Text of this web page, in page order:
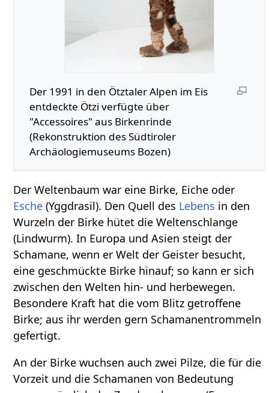
Der 1991 in den Ötztaler Alpen im Eis
entdeckte Ötzi verfügte über
"Accessoires" aus Birkenrinde
(Rekonstruktion des Südtiroler
Archäologiemuseums Bozen)
Der Weltenbaum war eine Birke, Eiche oder
Esche (Yggdrasil). Den Quell des Lebens in den
Wurzeln der Birke hütet die Weltenschlange
(Lindwurm). In Europa und Asien steigt der
Schamane, wenn er Welt der Geister besucht,
eine geschmückte Birke hinauf; so kann er sich
zwischen den Welten hin- und herbewegen.
Besondere Kraft hat die vom Blitz getroffene
Birke; aus ihr werden gern Schamanentrommeln
gefertigt.
An der Birke wuchsen auch zwei Pilze, die für die
Vorzeit und die Schamanen von Bedeutung